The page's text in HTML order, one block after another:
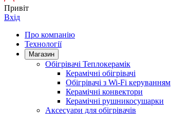
Привіт
Вхід
Про компанію
Технології
Магазин
Обігрівачі Теплокерамік
Керамічні обігрівачі
Обігрівачі з Wi-Fi керуванням
Керамічні конвектори
Керамічні рушникосушарки
Аксесуари для обігрівачів